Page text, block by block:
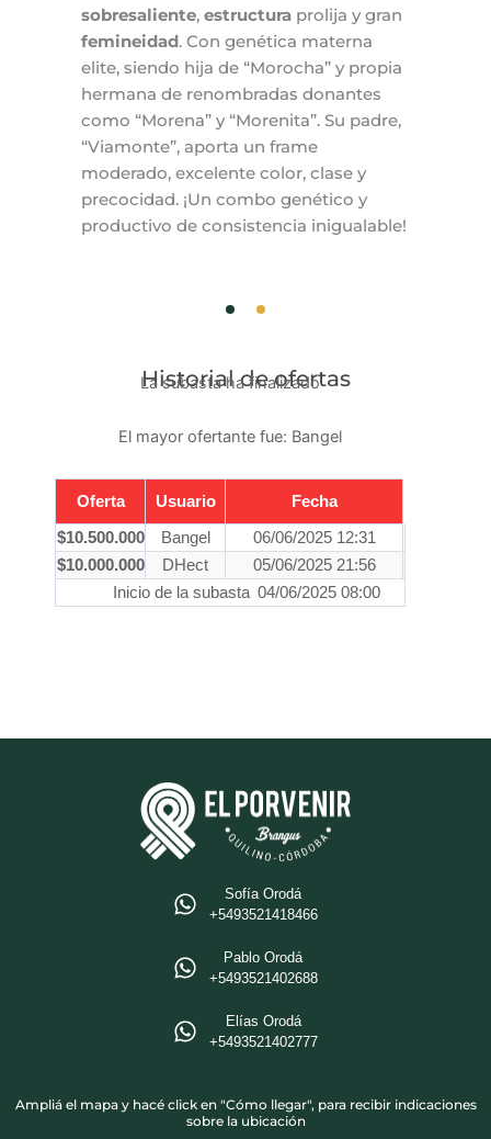
sobresaliente, estructura prolija y gran
femineidad. Con genética materna
elite, siendo hija de “Morocha” y propia
hermana de renombradas donantes
como “Morena” y “Morenita”. Su padre,
“Viamonte”, aporta un frame
moderado, excelente color, clase y
precocidad. ¡Un combo genético y
productivo de consistencia inigualable!
Historial de ofertas
La subasta ha finalizado
El mayor ofertante fue: Bangel
Oferta Usuario Fecha
$10.500.000 Bangel
06/06/2025 12:31
$10.000.000 DHect
05/06/2025 21:56
Inicio de la subasta 04/06/2025 08:00
Sofía Orodá
+5493521418466‬
Pablo Orodá
‪+5493521402688‬
Elías Orodá
‪+5493521402777
Ampliá el mapa y hacé click en "Cómo llegar", para recibir indicaciones
sobre la ubicación